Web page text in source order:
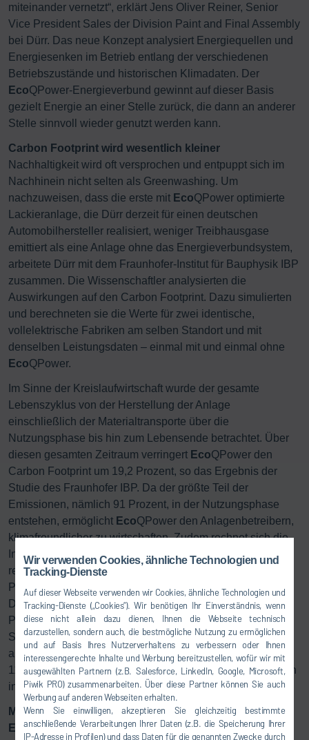
Wir verwenden Cookies, ähnliche Technologien und
Tracking-Dienste
Auf dieser Webseite verwenden wir Cookies, ähnliche Technologien und
Tracking-Dienste („Cookies“). Wir benötigen Ihr Einverständnis, wenn
diese nicht allein dazu dienen, Ihnen die Webseite technisch
darzustellen, sondern auch, die bestmögliche Nutzung zu ermöglichen
und auf Basis Ihres Nutzerverhaltens zu verbessern oder Ihnen
interessengerechte Inhalte und Werbung bereitzustellen, wofür wir mit
ausgewählten Partnern (z.B. Salesforce, LinkedIn, Google, Microsoft,
Piwik PRO) zusammenarbeiten. Über diese Partner können Sie auch
Werbung auf anderen Webseiten erhalten.
Wenn Sie einwilligen, akzeptieren Sie gleichzeitig bestimmte
anschließende Verarbeitungen Ihrer Daten (z.B. die Speicherung Ihrer
IP-Adresse in Profilen) und dass Daten für die genannten Zwecke durch
miteinander vernetzt“, erklärt Jens Oliver Reiner, Senior
Vice President Sales der Division Paint and Final Assembly
bei Dürr. Das neue Konzept analysiert Energiequellen und
Energiesenken im Betrieb entlang der verschiedenen
Betriebszustände und historischen Klimadaten. Der
EcoQPower-Energieverbund gewinnt auf dieser Basis
gezielt Energie an einer Stelle zurück, die dann an anderer
Stelle sinnvoll wieder genutzt werden kann.
Carbon Footprint wird wesentlich kleiner
Nachhaltigkeit wird oft versprochen und entpuppt sich im
Nachhinein nicht selten als Greenwashing. Um
nachzuweisen, dass die erste mit EcoQPower optimierte
Lackieranlage, die Dürr derzeit für einen deutschen
Automobilhersteller realisiert, weniger Treibhausgase
emittiert als eine Anlage ohne das Energieverbundsystem,
arbeitete Dürr mit dem Fraunhofer-Institut für Bauphysik IBP
zusammen. Die Wissenschaftler analysierten die
Auswirkungen auf den Carbon Footprint. Dazu simulierten
und berechneten sie die Werte für zwei identische,
vollelektrische Fabriken am selben Standort und mit
denselben Leistungsdaten – einmal mit und einmal ohne
EcoQPower.
Im Sinne der Kreislaufwirtschaft wurde der gesamte
Lebenszyklus von der Herstellung der Anlage
einschließlich der Materialtransporte über die
Nutzungsphase bis hin zum Lebensende betrachtet. Über
diesen gesamten Zeitraum verringert EcoQPower den
Carbon Footprint um 19,2 Prozent, so das Ergebnis der
Studie des Fraunhofer IBP. Da der größte Teil der
Emissionen, nämlich 91 Prozent, in der Nutzungsphase
entstehen, ermöglicht EcoQPower den Anlagenbetreibern,
klimafreundlicher zu wirtschaften. Zudem rechnet sich die
Investition in Nachhaltigkeit. In der Nutzungsphase
reduziertEcoQPower den Energieverbrauch um 20,6
Prozent, bestätigt die Dürr-eigene Energiebedarfsanalyse.
Das bedeutet: Die optimierte Lackieranlage ist um rund 21
Prozent energieeffizienter als eine moderne
Standardanlage. Dadurch spart der Betreiber über den
angenommenen Nutzungszeitraum von 15 Jahren und
110.000 lackierten Autokarosserien pro Jahr Energiekosten
in siebenstelliger Höhe.
Mit EcoQPower bleibt keine Energie mehr ungenutzt
EcoQPower basiert auf der Idee, dass jeder einzelne